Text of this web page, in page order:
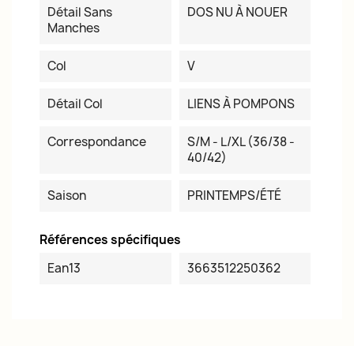
Détail Sans
Manches
DOS NU À NOUER
Col V
Détail Col LIENS À POMPONS
Correspondance
S/M - L/XL (36/38 -
40/42)
Saison PRINTEMPS/ÉTÉ
Références spécifiques
Ean13
3663512250362